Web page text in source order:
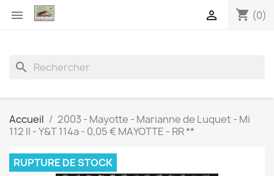
 shopping_cart (0)

search
Accueil
2003 - Mayotte - Marianne de Luquet - Mi
112 II - Y&T 114a - 0,05 € MAYOTTE - RR **
RUPTURE DE STOCK